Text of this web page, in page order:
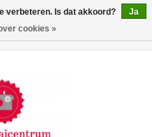
verbeteren. Is dat akkoord?
Ja
cookies »